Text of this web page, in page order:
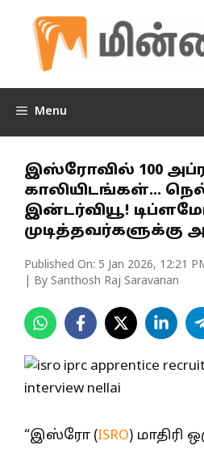
content
Menu
இஸ்ரோவில் 100
காலியிடங்கள்…
இன்டர்வியூ! டிப்ளமோ,
முடித்தவர்களுக்கு
Published On: 5 Jan 2026, 12:21
| By Santhosh Raj Saravanan
“இஸ்ரோ (ISRO) மாதிரி